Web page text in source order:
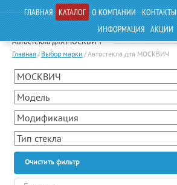
ГЛАВНАЯ КАТАЛОГ О КОМПАНИИ КОНТАКТЫ
ИНФОРМАЦИЯ АКЦИИ
Автостекла для МОСКВИЧ
Главная / Выбор марки /Автостекла для МОСКВИЧ
Очистить фильтр